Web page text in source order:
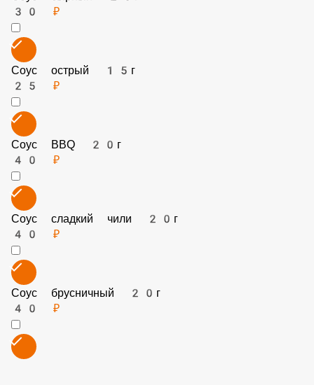
Соус томатный 20г
30 ₽
Соус сырный 20г
30 ₽
Соус острый 15г
25 ₽
Соус BBQ 20г
40 ₽